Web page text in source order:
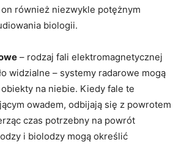
również niezwykle potężnym
biologii.
– rodzaj fali elektromagnetycznej
widzialne – systemy radarowe mogą
na niebie. Kiedy fale te
owadem, odbijają się z powrotem
czas potrzebny na powrót
i biolodzy mogą określić